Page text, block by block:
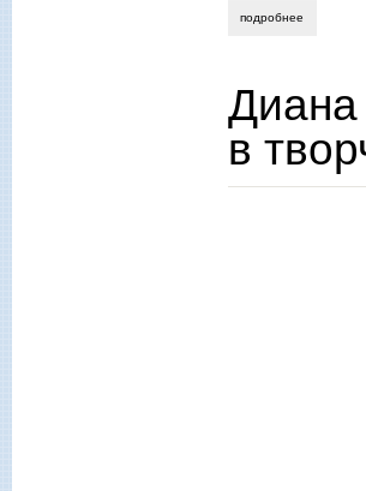
подробнее
в